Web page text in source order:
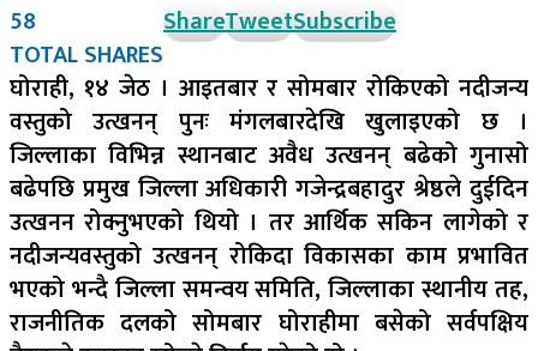
58
TOTAL SHARES
ShareTweetSubscribe
घोराही, १४ जेठ । आइतबार र सोमबार रोकिएको नदीजन्य
वस्तुको उत्खनन् पुनः मंगलबारदेखि खुलाइएको छ ।
जिल्लाका विभिन्न स्थानबाट अवैध उत्खनन् बढेको गुनासो
बढेपछि प्रमुख जिल्ला अधिकारी गजेन्द्रबहादुर श्रेष्ठले दुईदिन
उत्खनन रोक्नुभएको थियो । तर आर्थिक सकिन लागेको र
नदीजन्यवस्तुको उत्खनन् रोकिदा विकासका काम प्रभावित
भएको भन्दै जिल्ला समन्वय समिति, जिल्लाका स्थानीय तह,
राजनीतिक दलको सोमबार घोराहीमा बसेको सर्वपक्षिय